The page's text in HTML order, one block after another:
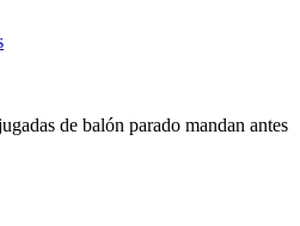
de balón parado mandan antes